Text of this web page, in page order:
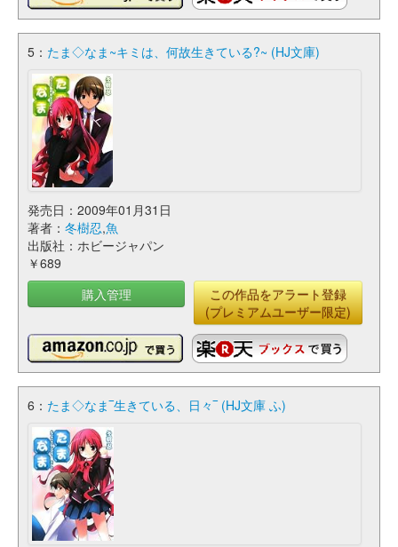
5： たま◇なま~キミは、何故生きている?~ (HJ文庫)
発売日：2009年01月31日
著者： 冬樹忍,魚
出版社：ホビージャパン
￥689
購入管理
この作品をアラート登録
(プレミアムユーザー限定)
6： たま◇なま‾生きている、日々‾ (HJ文庫 ふ)